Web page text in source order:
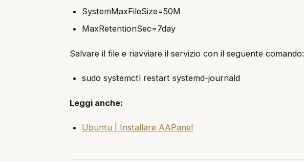
SystemMaxFileSize=50M
MaxRetentionSec=7day
Salvare il file e riavviare il servizio con il seguente comando:
sudo systemctl restart systemd-journald
Leggi anche:
Ubuntu | Installare AAPanel